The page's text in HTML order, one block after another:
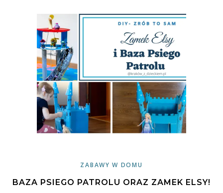
ZABAWY W DOMU
BAZA PSIEGO PATROLU ORAZ ZAMEK ELSY!